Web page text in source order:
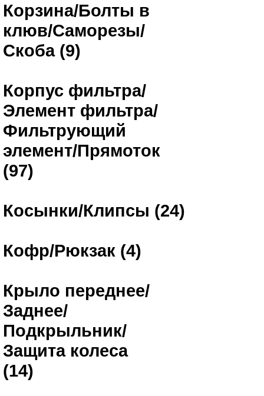
Корзина/Болты в
клюв/Саморезы/
Скоба (9)
Корпус фильтра/
Элемент фильтра/
Фильтрующий
элемент/Прямоток
(97)
Косынки/Клипсы (24)
Кофр/Рюкзак (4)
Крыло переднее/
Заднее/
Подкрыльник/
Защита колеса
(14)